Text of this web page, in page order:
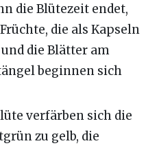
die Blütezeit endet,
die als Kapseln
die Blätter am
beginnen sich
verfärben sich die
zu gelb, die